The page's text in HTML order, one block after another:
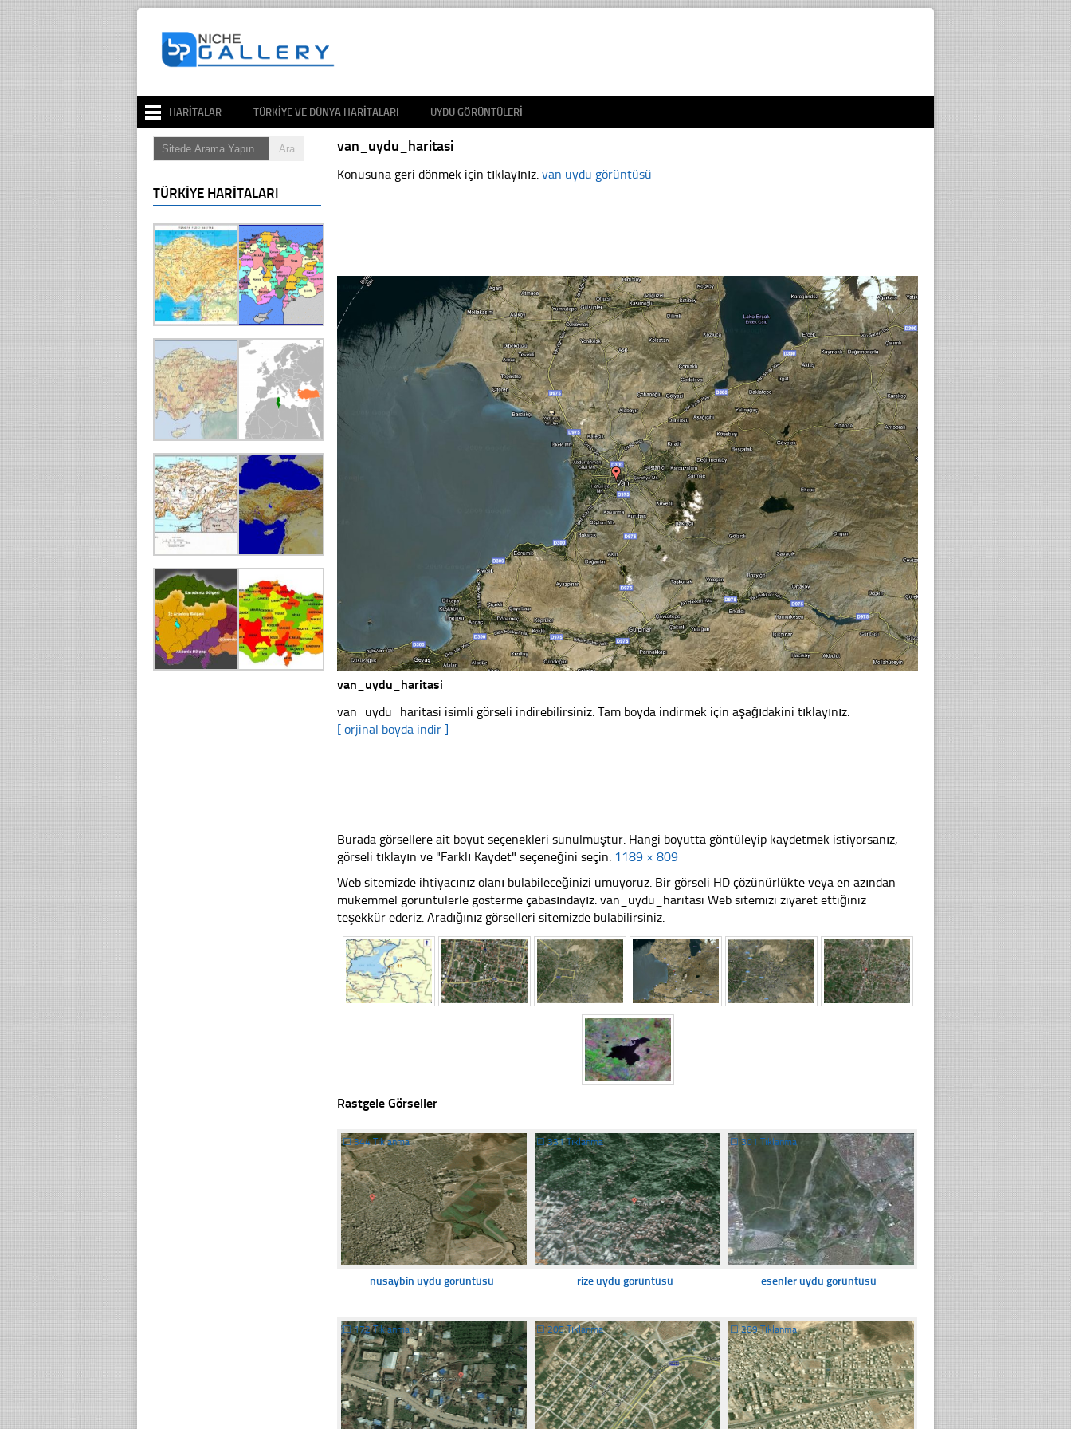
HARITALAR TÜRKIYE VE DÜNYA HARITALARI UYDU GÖRÜNTÜLERI
van_uydu_haritasi
Konusuna geri dönmek için tıklayınız.van uydu görüntüsü
van_uydu_haritasi
van_uydu_haritasi isimli görseli indirebilirsiniz. Tam boyda indirmek için aşağıdakini tıklayınız.
[ orjinal boyda indir ]
Burada görsellere ait boyut seçenekleri sunulmuştur. Hangi boyutta göntüleyip kaydetmek istiyorsanız,
görseli tıklayın ve "Farklı Kaydet" seçeneğini seçin. 1189 × 809
Web sitemizde ihtiyacınız olanı bulabileceğinizi umuyoruz. Bir görseli HD çözünürlükte veya en azından
mükemmel görüntülerle gösterme çabasındayız. van_uydu_haritasi Web sitemizi ziyaret ettiğiniz
teşekkür ederiz. Aradığınız görselleri sitemizde bulabilirsiniz.
Rastgele Görseller
☐344 Tıklanma
nusaybin uydu görüntüsü
☐331 Tıklanma
rize uydu görüntüsü
☐ 301 Tıklanma
esenler uydu görüntüsü
☐172 Tıklanma ☐205 Tıklanma ☐289 Tıklanma
TÜRKIYE HARITALARI